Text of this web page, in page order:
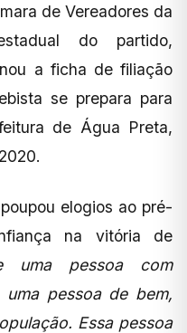
de Vereadores da
do partido,
a ficha de filiação
se prepara para
de Água Preta,
elogios ao pré-
na vitória de
uma pessoa com
pessoa de bem,
Essa pessoa